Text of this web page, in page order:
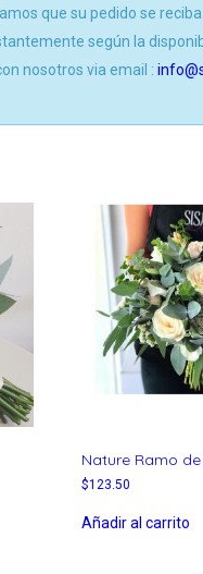
que su pedido se
según la
nosotros via email :
Nature Ramo
$123.50
Añadir al carrito